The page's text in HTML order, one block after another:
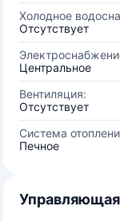
Холодное
Отсутствует
Центральное
Вентиляция:
Отсутствует
Система
Печное